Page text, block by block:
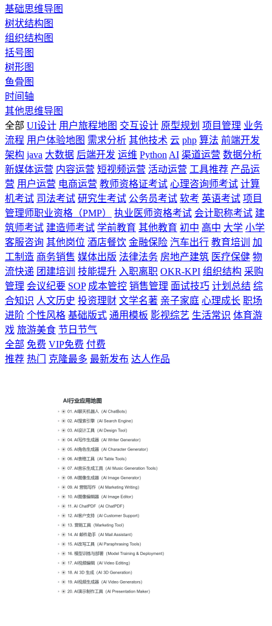
基础思维导图
树状结构图
组织结构图
括号图
树形图
鱼骨图
时间轴
其他思维导图
全部 UI设计 用户旅程地图 交互设计 原型规划 项目管理 业务
流程 用户体验地图 需求分析 其他技术 云 php 算法 前端开发
架构 java 大数据 后端开发 运维 Python AI 渠道运营 数据分析
新媒体运营 内容运营 短视频运营 活动运营 工具推荐 产品运
营 用户运营 电商运营 教师资格证考试 心理咨询师考试 计算
机考试 司法考试 研究生考试 公务员考试 软考 英语考试 项目
管理师职业资格（PMP）
执业医师资格考试 会计职称考试 建
筑师考试 建造师考试 学前教育 其他教育 初中 高中 大学 小学
客服咨询 其他岗位 酒店餐饮 金融保险 汽车出行 教育培训
加
工制造 商务销售 媒体出版 法律法务 房地产建筑 医疗保健 物
流快递 团建培训 技能提升 入职离职 OKR-KPI 组织结构 采购
管理 会议纪要 SOP 成本管控 销售管理 面试技巧 计划总结 综
合知识 人文历史 投资理财 文学名著 亲子家庭 心理成长 职场
进阶 个性风格 基础版式 通用模板 影视综艺 生活常识 体育游
戏 旅游美食 节日节气
全部 免费 VIP免费 付费
推荐 热门 克隆最多 最新发布 达人作品